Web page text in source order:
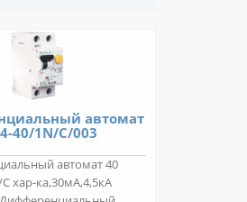
автомат
40/1N/C/003
автомат 40
хар-ка,30мА,4,5кА